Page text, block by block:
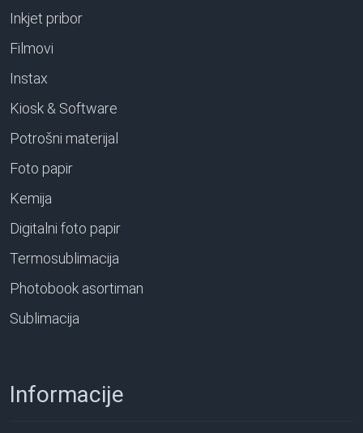
Inkjet pribor
Filmovi
Instax
Kiosk & Software
Potrošni materijal
Foto papir
Kemija
Digitalni foto papir
Termosublimacija
Photobook asortiman
Sublimacija
Informacije